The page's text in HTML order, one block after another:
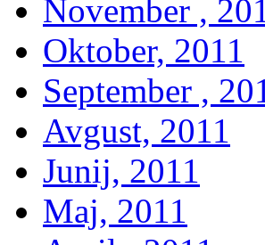
November ,
Oktober, 2011
September ,
Avgust, 2011
Junij, 2011
Maj, 2011